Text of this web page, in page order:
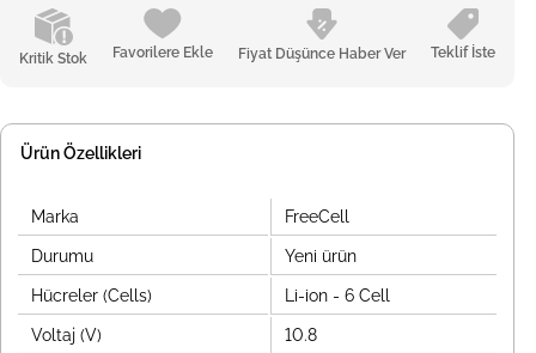
Kritik Stok Favorilere Ekle Fiyat Düşünce Haber Ver Teklif İste
Ürün Özellikleri
Marka FreeCell
Durumu Yeni ürün
Hücreler (Cells) Li-ion - 6 Cell
Voltaj (V) 10.8